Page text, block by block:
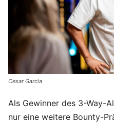
Cesar Garcia
Als Gewinner des 3-Way-
nur eine weitere Bounty-